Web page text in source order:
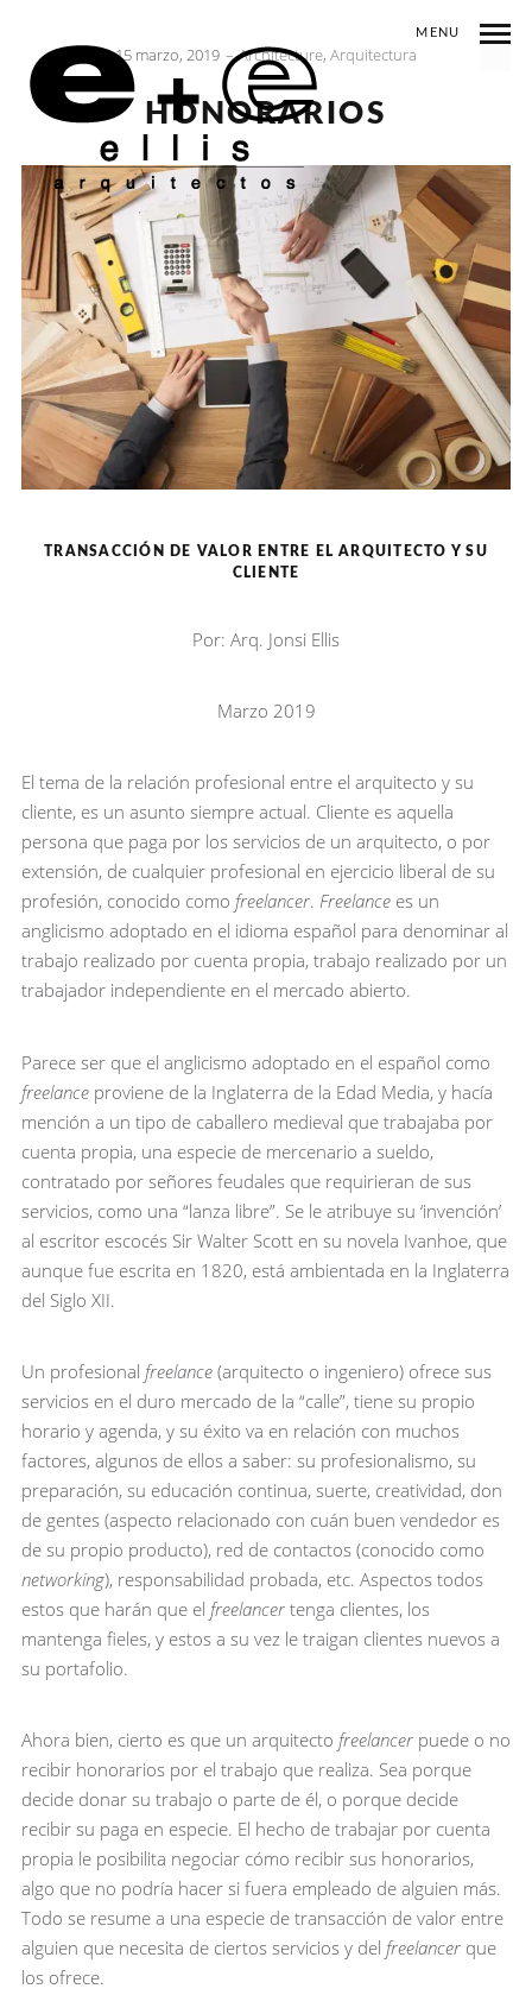
MENU
15 marzo, 2019 Architecture, Arquitectura
HONORARIOS
TRANSACCIÓN DE VALOR ENTRE EL ARQUITECTO Y SU
CLIENTE
Por: Arq. Jonsi Ellis
Marzo 2019
El tema de la relación profesional entre el arquitecto y su
cliente, es un asunto siempre actual. Cliente es aquella
persona que paga por los servicios de un arquitecto, o por
extensión, de cualquier profesional en ejercicio liberal de su
profesión, conocido como freelancer. Freelancees un
anglicismo adoptado en el idioma español para denominar al
trabajo realizado por cuenta propia, trabajo realizado por un
trabajador independiente en el mercado abierto.
Parece ser que el anglicismo adoptado en el español como
freelanceproviene de la Inglaterra de la Edad Media, y hacía
mención a un tipo de caballero medieval que trabajaba por
cuenta propia, una especie de mercenario a sueldo,
contratado por señores feudales que requirieran de sus
servicios, como una “lanza libre”. Se le atribuye su ‘invención’
al escritor escocés Sir Walter Scott en su novela Ivanhoe, que
aunque fue escrita en 1820, está ambientada en la Inglaterra
del Siglo XII.
Un profesional freelance(arquitecto o ingeniero) ofrece sus
servicios en el duro mercado de la “calle”, tiene su propio
horario y agenda, y su éxito va en relación con muchos
factores, algunos de ellos a saber: su profesionalismo, su
preparación, su educación continua, suerte, creatividad, don
de gentes (aspecto relacionado con cuán buen vendedor es
de su propio producto), red de contactos (conocido como
networking), responsabilidad probada, etc. Aspectos todos
estos que harán que el freelancertenga clientes, los
mantenga fieles, y estos a su vez le traigan clientes nuevos a
su portafolio.
Ahora bien, cierto es que un arquitecto freelancerpuede o no
recibir honorarios por el trabajo que realiza. Sea porque
decide donar su trabajo o parte de él, o porque decide
recibir su paga en especie. El hecho de trabajar por cuenta
propia le posibilita negociar cómo recibir sus honorarios,
algo que no podría hacer si fuera empleado de alguien más.
Todo se resume a una especie de transacción de valor entre
alguien que necesita de ciertos servicios y del freelancerque
los ofrece.